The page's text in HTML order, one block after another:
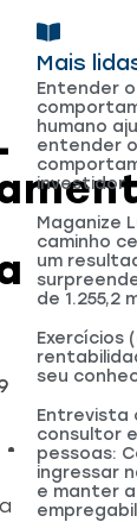
Mais
Entender o
humano
entender o
investidor
Maganize
caminho
um
de 1.255,2
Exercícios
seu
Entrevista
consultor
pessoas:
ingressar
e manter a